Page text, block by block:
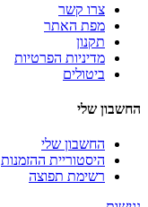
צרו קשר
מפת האתר
תקנון
מדיניות הפרטיות
ביטולים
החשבון שלי
החשבון שלי
היסטוריית ההזמנות
רשימת תפוצה